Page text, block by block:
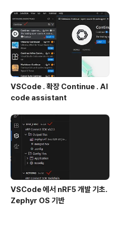
VSCode . 확장 Continue . AI
code assistant
VSCode 에서 nRF5 개발 기초.
Zephyr OS 기반